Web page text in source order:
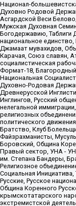
Национал-
Духовно Родовой
Асгардской Веси
Мужская Духовная
Богодержавию, Таблиги
национальное
Джамаат мувахидов,
Карачая, Союз славян,
социалистическая
Формат-18,
Национальная
Духовно-Родовая
Древнерусской
Инглингов, Русский
нелегальной
религиозных
политического
Братство, Клуб
Файзрахманисты,
Боровский, Община
Правый сектор, УНА -
им. Степана Бандеры,
Религиозное
Социальная
Русские, Русское
Община Коренного
крымскотатарского
экстремистской